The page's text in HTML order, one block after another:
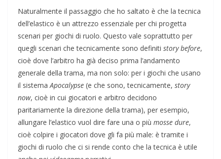
Naturalmente il passaggio che ho saltato è che la tecnica
dell’elastico è un attrezzo essenziale per chi progetta
scenari per giochi di ruolo. Questo vale soprattutto per
quegli scenari che tecnicamente sono definiti story before,
cioè dove l’arbitro ha già deciso prima l’andamento
generale della trama, ma non solo: per i giochi che usano
il sistemaApocalypse (e che sono, tecnicamente, story
now, cioè in cui giocatori e arbitro decidono
paritariamente la direzione della trama), per esempio,
allungare l’elastico vuol dire fare una o più mosse dure,
cioè colpire i giocatori dove gli fa più male: è tramite i
giochi di ruolo che ci si rende conto che la tecnica è utile